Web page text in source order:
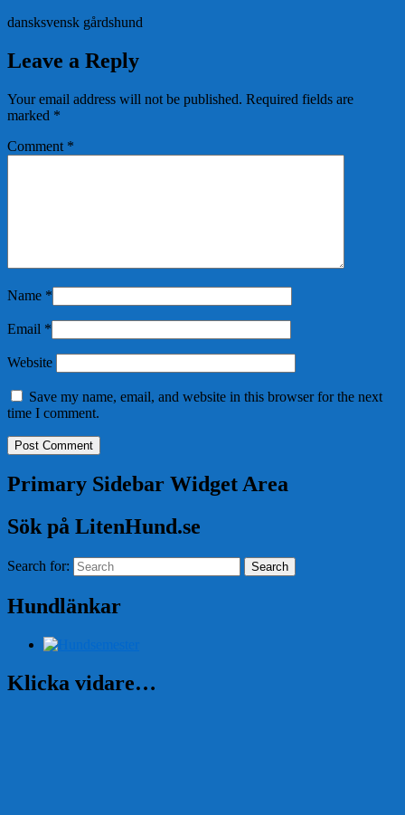
dansksvensk gårdshund
Leave a Reply
Your email address will not be published. Required fields are
marked *
Comment *
Name *
Email *
Website
Save my name, email, and website in this browser for the next
time I comment.
Primary Sidebar Widget Area
Sök på LitenHund.se
Search for: Search
Hundlänkar
Klicka vidare…